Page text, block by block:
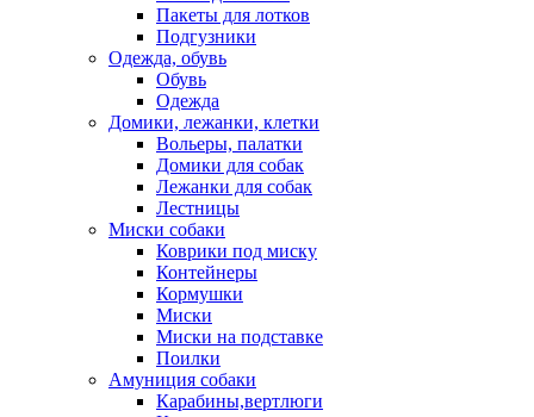
Пакеты для лотков
Подгузники
Одежда, обувь
Обувь
Одежда
Домики, лежанки, клетки
Вольеры, палатки
Домики для собак
Лежанки для собак
Лестницы
Миски собаки
Коврики под миску
Контейнеры
Кормушки
Миски
Миски на подставке
Поилки
Амуниция собаки
Карабины,вертлюги